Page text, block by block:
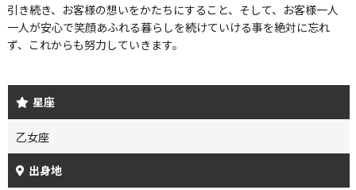
引き続き、お客様の想いをかたちにすること、そして、お客様一人
一人が安心で笑顔あふれる暮らしを続けていける事を絶対に忘れ
ず、これからも努力していきます。
星座
乙女座
出身地